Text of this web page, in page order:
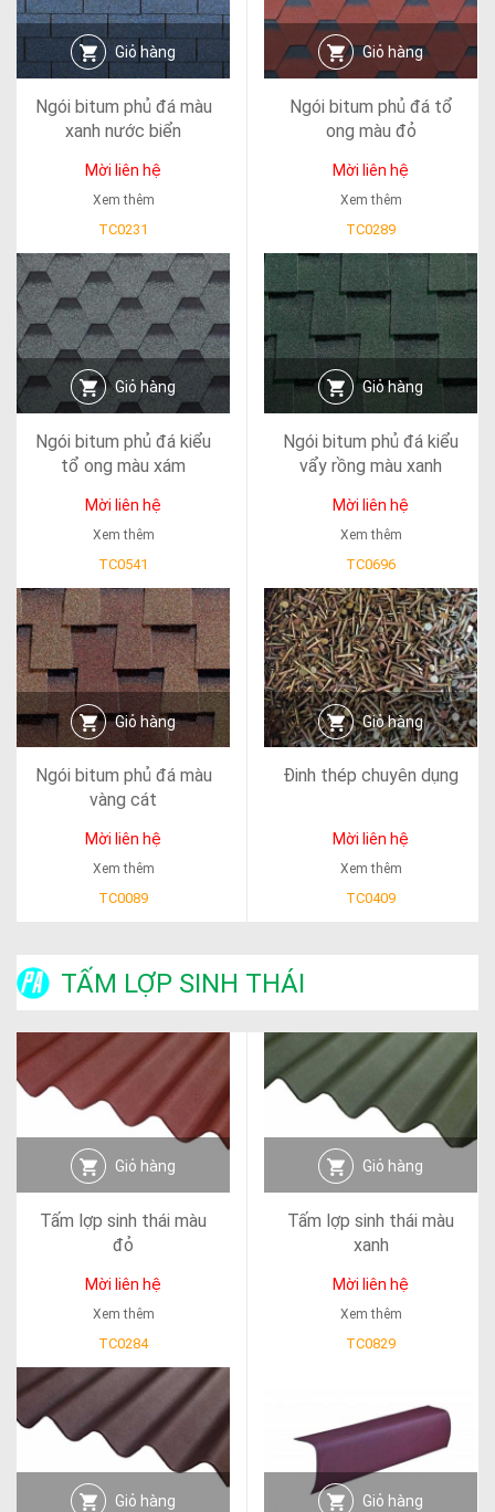
Giỏ hàng
Ngói bitum phủ đá màu
xanh nước biển
Mời liên hệ
Xem thêm
TC0231
Giỏ hàng
Ngói bitum phủ đá tổ
ong màu đỏ
Mời liên hệ
Xem thêm
TC0289
Giỏ hàng
Ngói bitum phủ đá kiểu
tổ ong màu xám
Mời liên hệ
Xem thêm
TC0541
Giỏ hàng
Ngói bitum phủ đá kiểu
vẩy rồng màu xanh
Mời liên hệ
Xem thêm
TC0696
Giỏ hàng
Ngói bitum phủ đá màu
vàng cát
Mời liên hệ
Xem thêm
TC0089
Giỏ hàng
Đinh thép chuyên dụng
Mời liên hệ
Xem thêm
TC0409
TẤM LỢP SINH THÁI
Giỏ hàng
Tấm lợp sinh thái màu
đỏ
Mời liên hệ
Xem thêm
TC0284
Giỏ hàng
Tấm lợp sinh thái màu
xanh
Mời liên hệ
Xem thêm
TC0829
Giỏ hàng Giỏ hàng